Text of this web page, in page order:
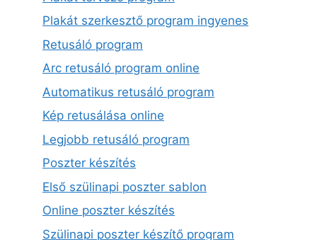
Plakát szerkesztő program ingyenes
Retusáló program
Arc retusáló program online
Automatikus retusáló program
Kép retusálása online
Legjobb retusáló program
Poszter készítés
Első szülinapi poszter sablon
Online poszter készítés
Szülinapi poszter készítő program